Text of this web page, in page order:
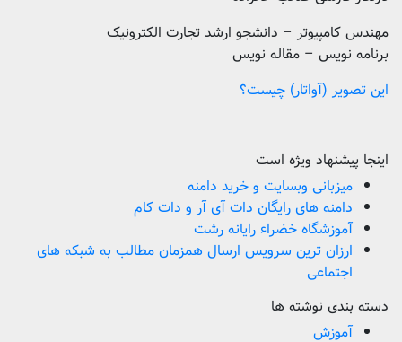
مهندس کامپیوتر – دانشجو ارشد تجارت الکترونیک
برنامه نویس – مقاله نویس
این تصویر (آواتار) چیست؟
اینجا پیشنهاد ویژه است
میزبانی وبسایت و خرید دامنه
دامنه های رایگان دات آی آر و دات کام
آموزشگاه خضراء رایانه رشت
ارزان ترین سرویس ارسال همزمان مطالب به شبکه های
اجتماعی
دسته بندی نوشته ها
آموزش